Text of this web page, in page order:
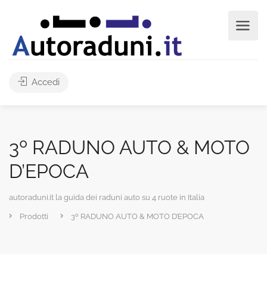
Accedi
3º RADUNO AUTO & MOTO
D’EPOCA
autoraduni.it la guida dei raduni auto su 4 ruote in Italia
Prodotti 3º RADUNO AUTO & MOTO D’EPOCA